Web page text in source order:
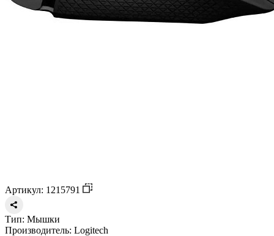
Артикул: 1215791
Тип: Мышки
Производитель: Logitech